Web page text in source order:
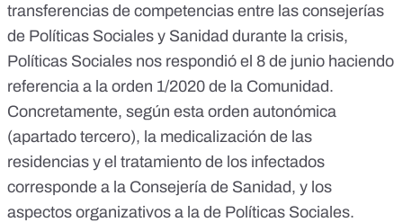
transferencias de competencias entre las consejerías
de Políticas Sociales y Sanidad durante la crisis,
Políticas Sociales nos respondió el 8 de junio haciendo
referencia a la orden 1/2020 de la Comunidad.
Concretamente, según esta orden autonómica
(apartado tercero), la medicalización de las
residencias y el tratamiento de los infectados
corresponde a la Consejería de Sanidad, y los
aspectos organizativos a la de Políticas Sociales.